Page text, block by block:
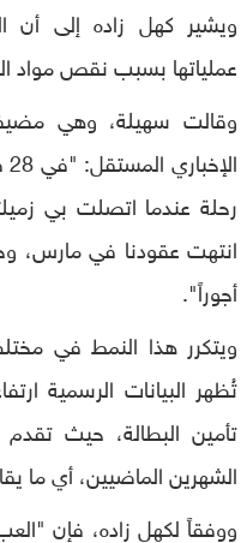
ويشير كهل زاده إلى أن
عملياتها بسبب نقص مواد
وقالت سهيلة، وهي
رحلة عندما اتصلت بي
انتهت عقودنا في مارس،
أجوراً".
ويتكرر هذا النمط في
تُظهر البيانات الرسمية
الشهرين الماضيين، أي ما
ووفقاً لكهل زاده، فإن